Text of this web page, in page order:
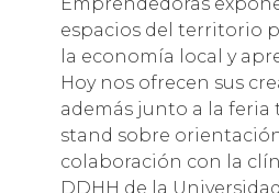
espacios del territorio
la economía local y
Hoy nos ofrecen sus
además junto a la feria
stand sobre
colaboración con la
DDHH de la